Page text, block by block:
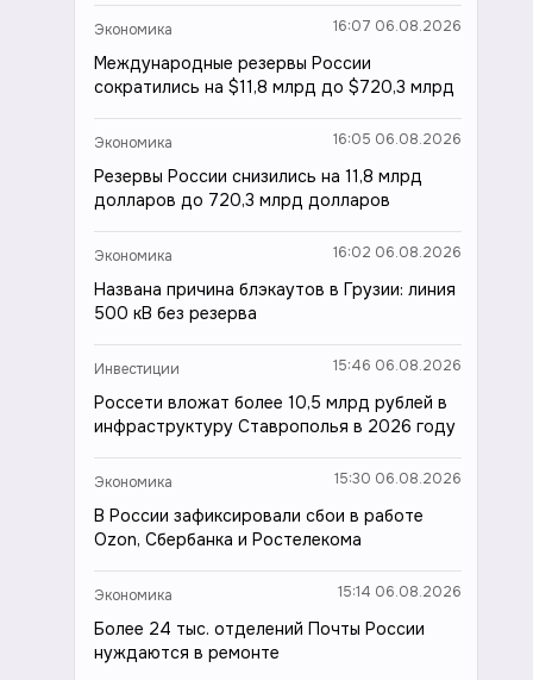
Экономика 16:07 06.08.2026
Международные резервы России
сократились на $11,8 млрд до $720,3 млрд
Экономика 16:05 06.08.2026
Резервы России снизились на 11,8 млрд
долларов до 720,3 млрд долларов
Экономика 16:02 06.08.2026
Названа причина блэкаутов в Грузии: линия
500 кВ без резерва
Инвестиции 15:46 06.08.2026
Россети вложат более 10,5 млрд рублей в
инфраструктуру Ставрополья в 2026 году
Экономика 15:30 06.08.2026
В России зафиксировали сбои в работе
Ozon, Сбербанка и Ростелекома
Экономика 15:14 06.08.2026
Более 24 тыс. отделений Почты России
нуждаются в ремонте